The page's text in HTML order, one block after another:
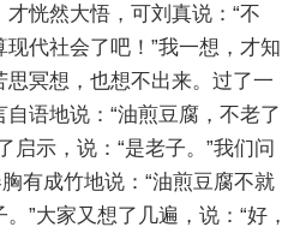
恍然大悟，可刘真说：“不
代社会了吧！”我一想，才知
冥想，也想不出来。过了一
语地说：“油煎豆腐，不老了
启示，说：“是老子。”我们问
有成竹地说：“油煎豆腐不就
”大家又想了几遍，说：“好，